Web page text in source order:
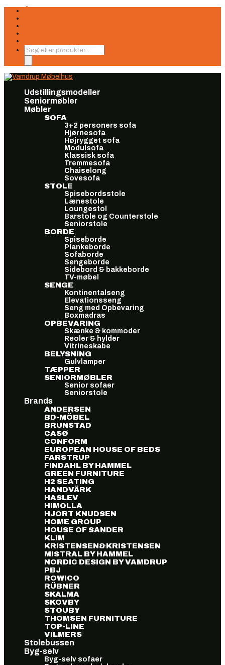
Products
search
Udstillingsmodeller
Seniormøbler
Møbler
SOFA
3+2 personers sofa
Hjørnesofa
Højrygget sofa
Modulsofa
Klassisk sofa
Tremmesofa
Chaiselong
Sovesofa
STOLE
Spisebordsstole
Lænestole
Loungestol
Barstole og Counterstole
Seniorstole
BORDE
Spiseborde
Plankeborde
Sofaborde
Sengeborde
Sidebord & bakkeborde
TV-møbel
SENGE
Kontinentalseng
Elevationsseng
Seng med Opbevaring
Boxmadras
OPBEVARING
Skænke & kommoder
Reoler & hylder
Vitrineskabe
BELYSNING
Gulvlamper
TÆPPER
SENIORMØBLER
Senior sofaer
Seniorstole
Brands
ANDERSEN
BD-MÖBEL
BRUNSTAD
CASØ
CONFORM
EUROPEAN HOUSE OF BEDS
FARSTRUP
FINDAHL BY HAMMEL
GREEN FURNITURE
H2 SEATING
HANDVÄRK
HASLEV
HIMOLLA
HJORT KNUDSEN
HOME GROUP
HOUSE OF SANDER
KLIM
KRISTENSEN&KRISTENSEN
MISTRAL BY HAMMEL
NORDIC DESIGN BY VAMDRUP
PBJ
ROWICO
RÜBNER
SKALMA
SKOVBY
STOUBY
THOMSEN FURNITURE
TOP-LINE
VILMERS
Stolebussen
Byg-selv
Byg-selv sofaer